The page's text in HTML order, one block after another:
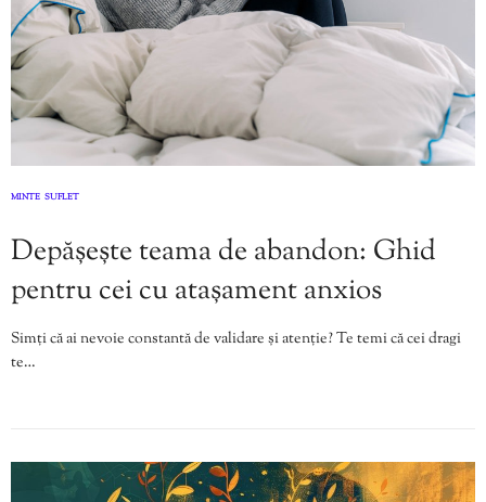
MINTE SUFLET
Depășește teama de abandon: Ghid
pentru cei cu atașament anxios
Simți că ai nevoie constantă de validare și atenție? Te temi că cei dragi
te…